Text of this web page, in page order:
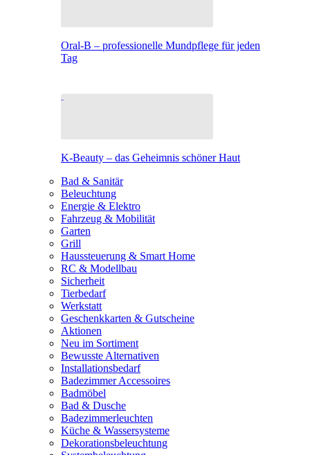
Oral-B – professionelle Mundpflege für jeden
Tag
K-Beauty – das Geheimnis schöner Haut
Bad & Sanitär
Beleuchtung
Energie & Elektro
Fahrzeug & Mobilität
Garten
Grill
Haussteuerung & Smart Home
RC & Modellbau
Sicherheit
Tierbedarf
Werkstatt
Geschenkkarten & Gutscheine
Aktionen
Neu im Sortiment
Bewusste Alternativen
Installationsbedarf
Badezimmer Accessoires
Badmöbel
Bad & Dusche
Badezimmerleuchten
Küche & Wassersysteme
Dekorationsbeleuchtung